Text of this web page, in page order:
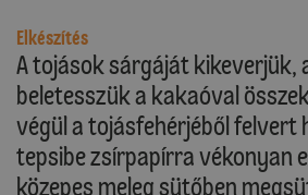
Elkészítés
A tojások sárgáját kikeverjük,
beletesszük a kakaóval
végül a tojásfehérjéből felvert
tepsibe zsírpapírra vékonyan
közepes meleg sütőben